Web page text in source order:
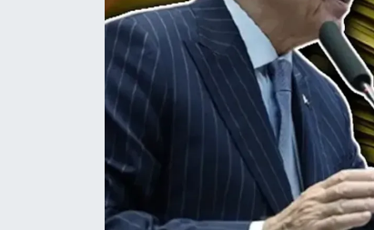
NOSTALJİ
YAZARLAR
POLİTİKA